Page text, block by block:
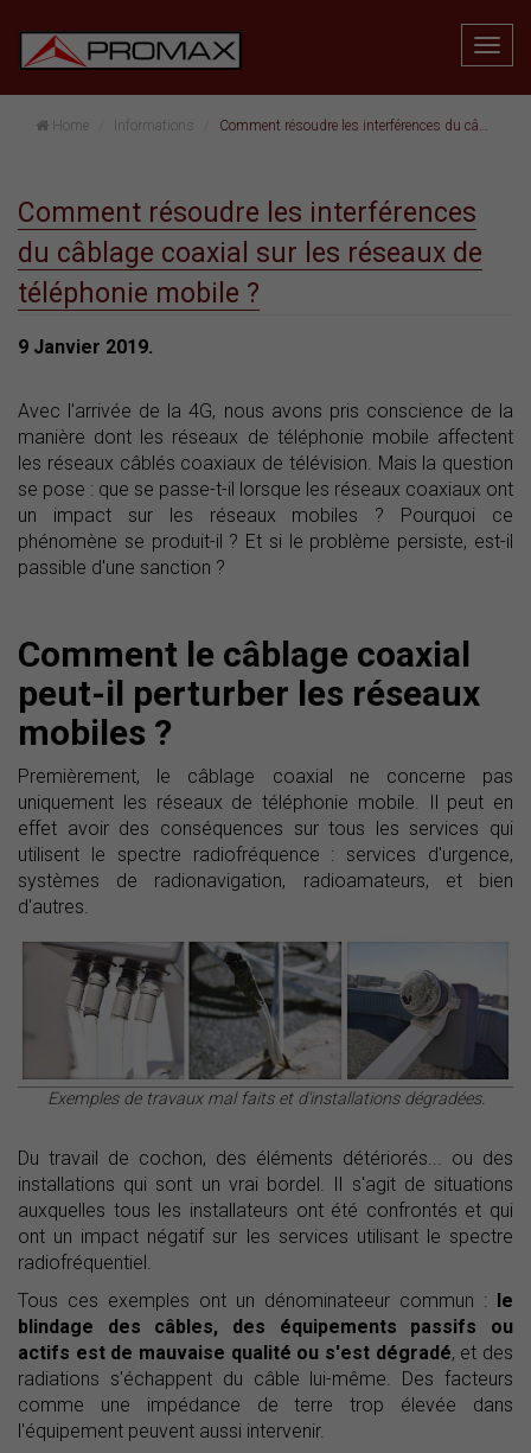
Home Informations Comment résoudre les interférences du câblage coaxial sur les réseaux de téléphonie mobile ?
Comment résoudre les interférences
du câblage coaxial sur les réseaux de
téléphonie mobile ?
9 Janvier 2019.
Avec l'arrivée de la 4G, nous avons pris conscience de la
manière dont les réseaux de téléphonie mobile affectent
les réseaux câblés coaxiaux de télévision. Mais la question
se pose : que se passe-t-il lorsque les réseaux coaxiaux ont
un impact sur les réseaux mobiles ? Pourquoi ce
phénomène se produit-il ? Et si le problème persiste, est-il
passible d'une sanction ?
Comment le câblage coaxial
peut-il perturber les réseaux
mobiles ?
Premièrement, le câblage coaxial ne concerne pas
uniquement les réseaux de téléphonie mobile. Il peut en
effet avoir des conséquences sur tous les services qui
utilisent le spectre radiofréquence : services d'urgence,
systèmes de radionavigation, radioamateurs, et bien
d'autres.
Exemples de travaux mal faits et d'installations dégradées.
Du travail de cochon, des éléments détériorés... ou des
installations qui sont un vrai bordel. Il s'agit de situations
auxquelles tous les installateurs ont été confrontés et qui
ont un impact négatif sur les services utilisant le spectre
radiofréquentiel.
Tous ces exemples ont un dénominateeur commun : le
blindage des câbles, des équipements passifs ou
actifs est de mauvaise qualité ou s'est dégradé, et des
radiations s'échappent du câble lui-même. Des facteurs
comme une impédance de terre trop élevée dans
l'équipement peuvent aussi intervenir.